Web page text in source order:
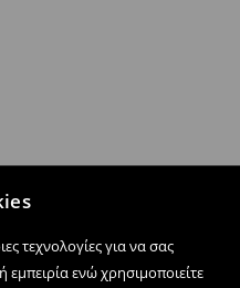
τεχνολογίες για να σας
ενώ χρησιμοποιείτε